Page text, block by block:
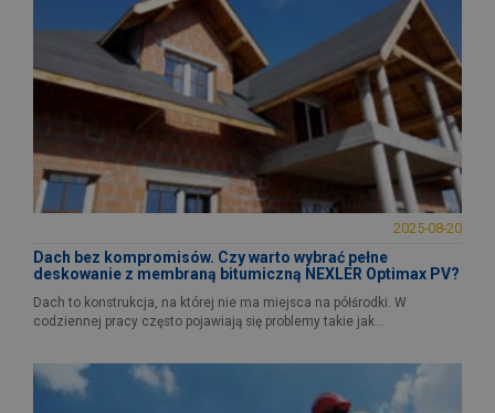
2025-08-20
Dach bez kompromisów. Czy warto wybrać pełne
deskowanie z membraną bitumiczną NEXLER Optimax PV?
Dach to konstrukcja, na której nie ma miejsca na półśrodki. W
codziennej pracy często pojawiają się problemy takie jak...